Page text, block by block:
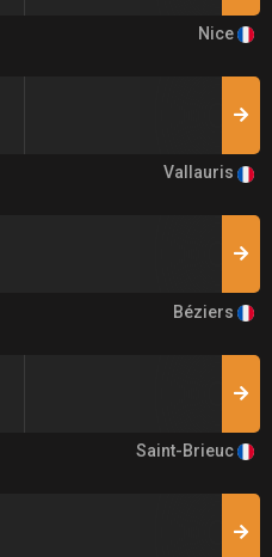
Nice
Vallauris
Béziers
Saint-Brieuc